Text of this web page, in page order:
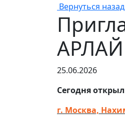
Вернуться назад
25.06.2026
Сегодня
г. Москва,